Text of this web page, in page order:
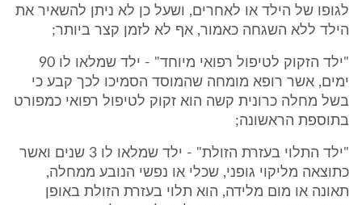
לגופו של הילד או לאחרים, ושעל כן לא ניתן להשאיר את
הילד ללא השגחה כאמור, אף לא לזמן קצר ביותר;
"ילד הזקוק לטיפול רפואי מיוחד" - ילד שמלאו לו 90
ימים, אשר רופא מומחה שהמוסד הסמיכו לכך קבע כי
בשל מחלה כרונית קשה הוא זקוק לטיפול רפואי כמפורט
בתוספת הראשונה;
"ילד התלוי בעזרת הזולת" - ילד שמלאו לו 3 שנים ואשר
כתוצאה מליקוי גופני, שכלי או נפשי הנובע ממחלה,
תאונה או מום מלידה, הוא תלוי בעזרת הזולת באופן